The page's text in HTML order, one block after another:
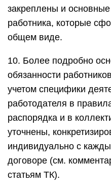
закреплены и
работника, которые
общем виде.
10. Более подробно
обязанности
учетом специфики
работодателя в
распорядка и в
уточнены,
индивидуально с
договоре (см.
статьям ТК).